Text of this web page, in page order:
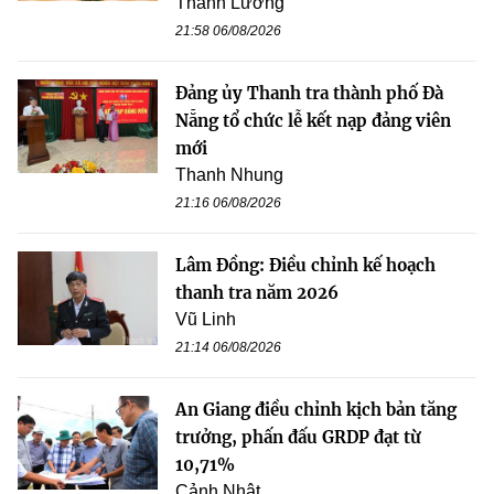
21:58 06/08/2026
Đảng ủy Thanh tra thành phố Đà
Nẵng tổ chức lễ kết nạp đảng viên
mới
Thanh Nhung
21:16 06/08/2026
Lâm Đồng: Điều chỉnh kế hoạch
thanh tra năm 2026
Vũ Linh
21:14 06/08/2026
An Giang điều chỉnh kịch bản tăng
trưởng, phấn đấu GRDP đạt từ
10,71%